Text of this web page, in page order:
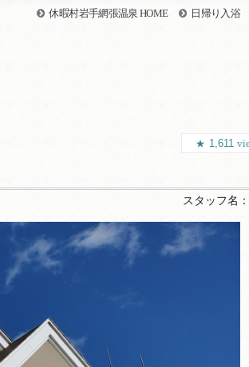
休暇村岩手網張温泉 HOME 日帰り入浴
1,611
スタッフ名：